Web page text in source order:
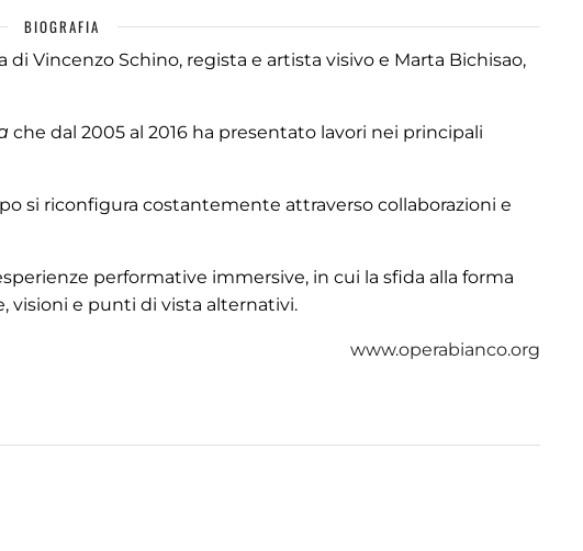
BIOGRAFIA
Vincenzo Schino, regista e artista visivo e Marta Bichisao,
che dal 2005 al 2016 ha presentato lavori nei principali
si riconfigura costantemente attraverso collaborazioni e
performative immersive, in cui la sfida alla forma
visioni e punti di vista alternativi.
www.operabianco.org